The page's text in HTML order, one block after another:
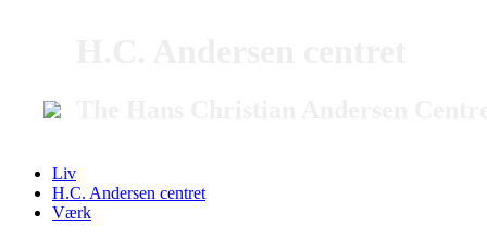
Liv
H.C. Andersen centret
Værk